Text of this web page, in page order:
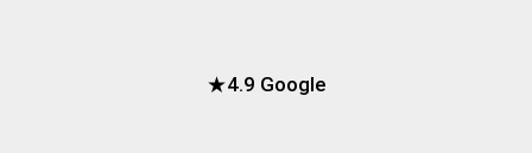
★4.9 Google